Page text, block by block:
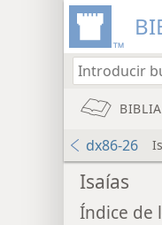
BIBLIA
dx86-26
Isaías
Índice de